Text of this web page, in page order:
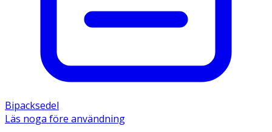
Bipacksedel
Läs noga före användning